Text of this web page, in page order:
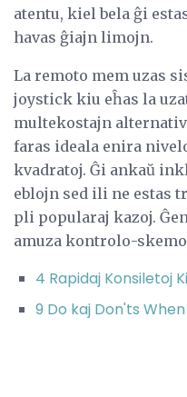
atentu, kiel bela ĝi
havas ĝiajn limojn.
La remoto mem uzas
joystick kiu eĥas la
multekostajn
faras ideala enira
kvadratoj. Ĝi ankaŭ
eblojn sed ili ne estas
pli popularaj kazoj.
amuza kontrolo-
4 Rapidaj Konsiletoj
9 Do kaj Don'ts